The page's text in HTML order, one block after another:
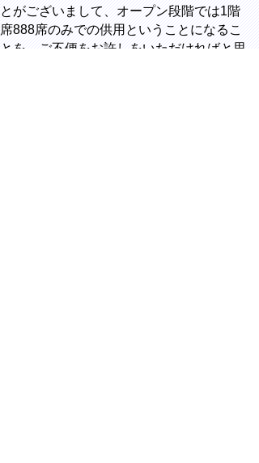
とがございまして、オープン段階では1階
席888席のみでの供用ということになるこ
とを、ご不便をお許しをいただければと思